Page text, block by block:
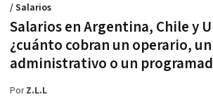
Salarios en Argentina, Chile y
¿cuánto cobran un operario, un
administrativo o un
/ Salarios
PorZ.L.L